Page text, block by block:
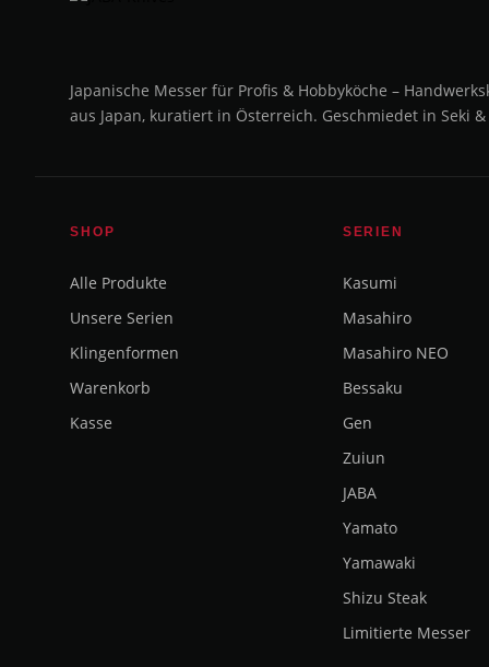
Japanische Messer für Profis & Hobbyköche –
aus Japan, kuratiert in Österreich. Geschmiedet in Seki &
SHOP
Alle Produkte
Unsere Serien
Klingenformen
Warenkorb
Kasse
SERIEN
Kasumi
Masahiro
Masahiro NEO
Bessaku
Gen
Zuiun
JABA
Yamato
Yamawaki
Shizu Steak
Limitierte Messer